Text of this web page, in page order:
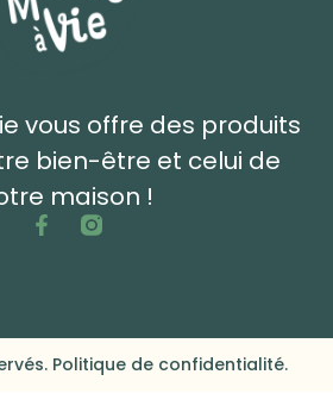
vous offre des produits
bien-être et celui de
maison !
Politique de confidentialité.